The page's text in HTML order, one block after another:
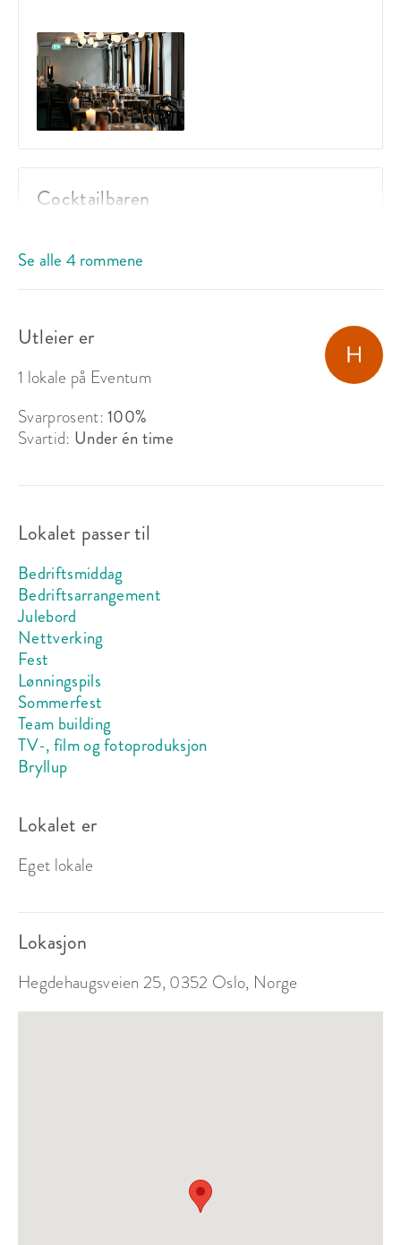
Cocktailbaren
Ståplasser:-
Hele stedet
Sitteplasser:210
Ståplasser:
Passer til:
Fra 150 000 kr
Restauranten
Ståplasser:
Se alle 4 rommene
Utleier er
1 lokale på Eventum
Svarprosent:100%
Svartid: Under én time
Lokalet passer til
Bedriftsmiddag
Bedriftsarrangement
Julebord
Nettverking
Fest
Lønningspils
Sommerfest
Team building
TV-, film og fotoproduksjon
Bryllup
Lokalet er
Eget lokale
Lokasjon
Hegdehaugsveien 25, 0352 Oslo, Norge